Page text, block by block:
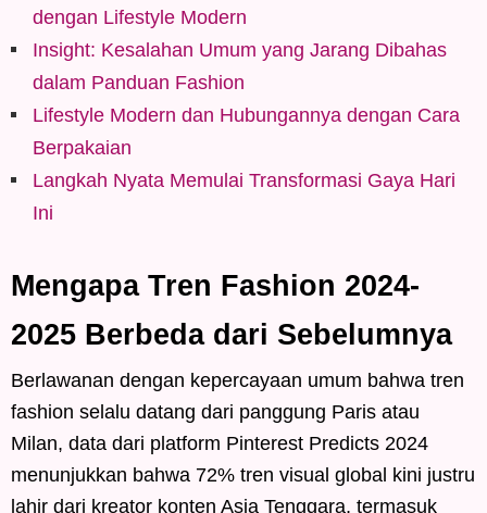
dengan Lifestyle Modern
Insight: Kesalahan Umum yang Jarang Dibahas
dalam Panduan Fashion
Lifestyle Modern dan Hubungannya dengan Cara
Berpakaian
Langkah Nyata Memulai Transformasi Gaya Hari
Ini
Mengapa Tren Fashion 2024-
2025 Berbeda dari Sebelumnya
Berlawanan dengan kepercayaan umum bahwa tren
fashion selalu datang dari panggung Paris atau
Milan, data dari platform Pinterest Predicts 2024
menunjukkan bahwa 72% tren visual global kini justru
lahir dari kreator konten Asia Tenggara, termasuk